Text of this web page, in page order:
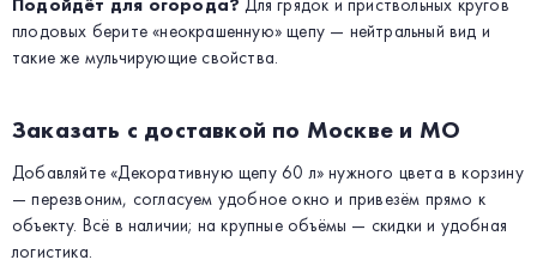
Подойдёт для огорода? Для грядок и приствольных кругов
плодовых берите «неокрашенную» щепу — нейтральный вид и
такие же мульчирующие свойства.
Заказать с доставкой по Москве и МО
Добавляйте «Декоративную щепу 60 л» нужного цвета в корзину
— перезвоним, согласуем удобное окно и привезём прямо к
объекту. Всё в наличии; на крупные объёмы — скидки и удобная
логистика.